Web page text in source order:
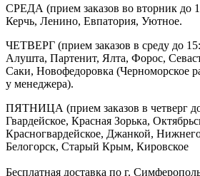
СРЕДА (прием заказов во вторник до
Керчь, Ленино, Евпатория, Уютное.
ЧЕТВЕРГ (прием заказов в среду до
Алушта, Партенит, Ялта, Форос,
Саки, Новофедоровка (Черноморское
у менеджера).
ПЯТНИЦА (прием заказов в четверг
Гвардейское, Красная Зорька,
Красногвардейское, Джанкой,
Белогорск, Старый Крым, Кировское
Бесплатная доставка по г.